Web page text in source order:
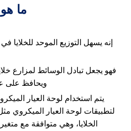
ما
إنه يسهل التوزيع الموحد للخلايا
فهو يجعل تبادل الوسائط لمزارع
ويحافظ على